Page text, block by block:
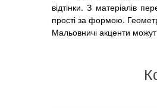
відтінки. З матеріалів
прості за формою.
Мальовничі акценти